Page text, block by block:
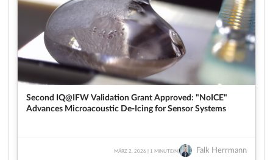
Second IQ@IFW Validation Grant Approved: "NoICE"
Advances Microacoustic De-Icing for Sensor Systems
Falk Herrmann
MÄRZ 2, 2026 | 1 MINUTE(N)